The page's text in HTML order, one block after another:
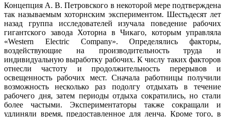
Концепция А. В. Петровского в некоторой мере подтверждена
так называемым хоторнским экспериментом. Шестьдесят лет
назад группа исследователей изучала поведение рабочих
гигантского завода Хоторна в Чикаго, которым управляла
«Western Electric Company». Определялись факторы,
воздействующие на производительность труда и
индивидуальную выработку рабочих. К числу таких факторов
отнесли частоту и продолжительность перерывов и
освещенность рабочих мест. Сначала работницы получили
возможность несколько раз подолгу отдыхать в течение
рабочего дня, затем периоды отдыха сократились, но стали
более частыми. Экспериментаторы также сокращали и
удлиняли время, предоставленное для ленча. Кроме того, в